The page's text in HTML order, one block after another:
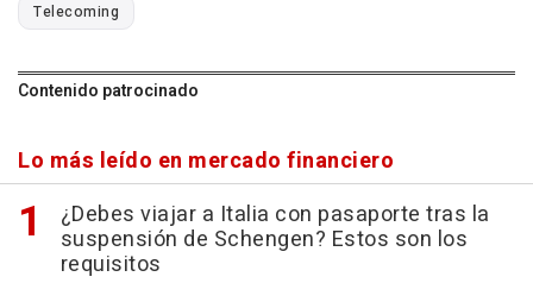
Telecoming
Contenido patrocinado
Lo más leído en mercado financiero
¿Debes viajar a Italia con pasaporte tras la
suspensión de Schengen? Estos son los
requisitos